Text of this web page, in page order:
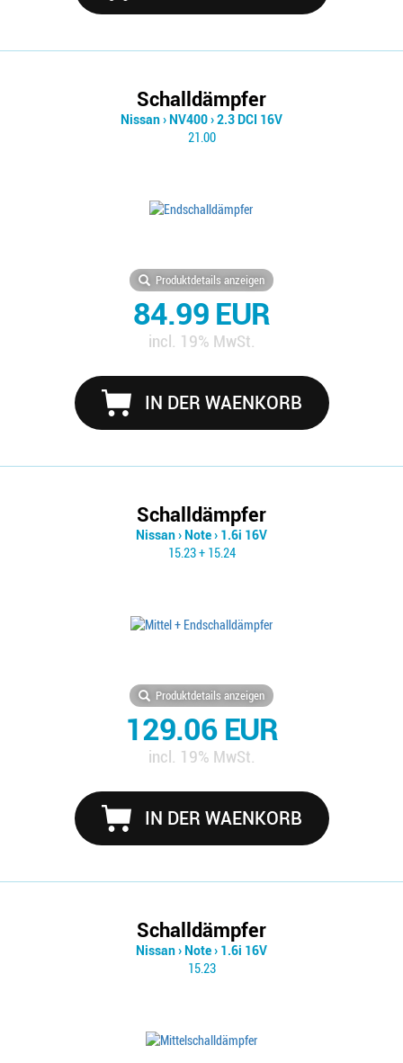
Schalldämpfer
Nissan› NV400›2.3 DCI 16V
21.00
Produktdetails anzeigen
84.99 EUR
incl. 19% MwSt.
IN DER WAENKORB
Schalldämpfer
Nissan› Note› 1.6i 16V
15.23 + 15.24
Produktdetails anzeigen
129.06 EUR
incl. 19% MwSt.
IN DER WAENKORB
Schalldämpfer
Nissan› Note› 1.6i 16V
15.23